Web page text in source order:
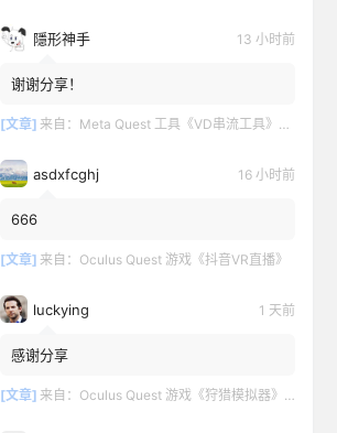
隱形神手 13 小时前
谢谢分享！
[文章] 来自： Meta Quest 工具《VD串流工具》Virtual Desktop 破解版
asdxfcghj 16 小时前
666
[文章] 来自： Oculus Quest 游戏《抖音VR直播》
luckying 1 天前
感谢分享
[文章] 来自： Oculus Quest 游戏《狩猎模拟器》Hunting Simulator